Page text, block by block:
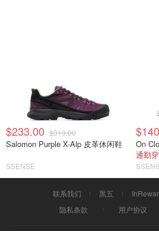
$233.00 $310.00
Salomon Purple X-Alp 皮革休闲鞋
SSENSE
On
通勤
联系我们 黑五
隐私条款
用户协议